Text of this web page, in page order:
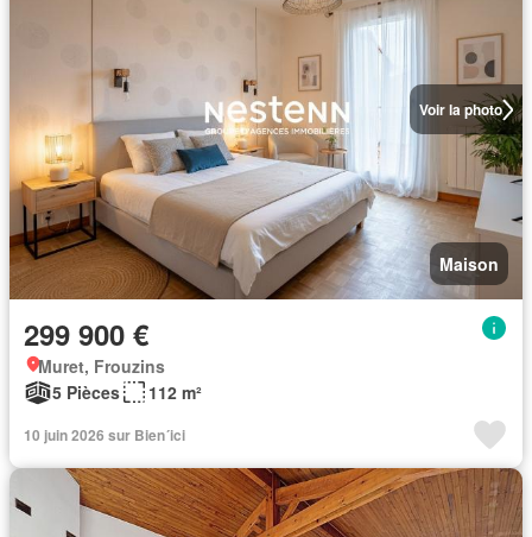
Voir la photo
Maison
299 900 €
Muret, Frouzins
5 Pièces
112 m²
10 juin 2026 sur Bien´ici